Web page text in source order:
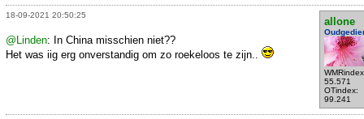
18-09-2021 20:50:25
allone
55.571
OTindex:
99.241
@Linden: In China misschien niet??
Het was iig erg onverstandig om zo roekeloos te zijn..